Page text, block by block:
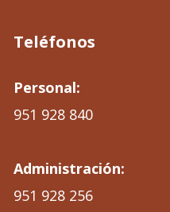
Teléfonos
Personal:
951 928 840
Administración:
951 928 256